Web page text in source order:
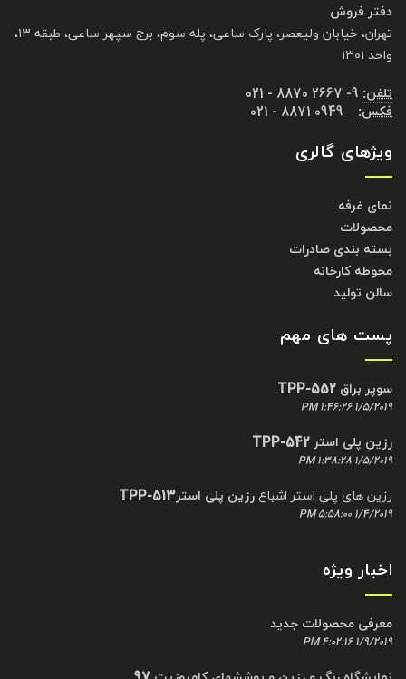
دفتر فروش
تهران، خیابان ولیعصر، پارک ساعی، پله سوم، برج سپهر ساعی، طبقه ۱۳،
واحد ۱۳۰۱
تلفن:
فکس:
ویژهای گالری
نمای غرفه
محصولات
بسته بندی صادرات
محوطه کارخانه
سالن تولید
پست های مهم
سوپر براق TPP-552
1/5/2019 1:46:26 PM
رزین پلی استر TPP-542
1/5/2019 1:38:28 PM
رزین های پلی استر اشباع رزین پلی استرTPP-513
1/4/2019 5:58:00 PM
اخبار ویژه
معرفی محصولات جدید
1/9/2019 4:02:16 PM